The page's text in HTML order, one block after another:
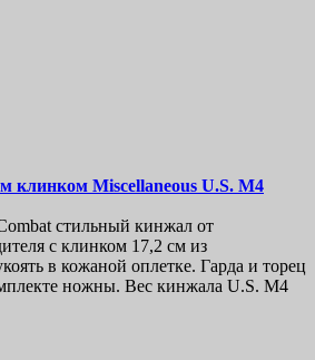
клинком Miscellaneous U.S. M4
стильный кинжал от
с клинком 17,2 см из
в кожаной оплетке. Гарда и торец
ножны. Вес кинжала U.S. M4